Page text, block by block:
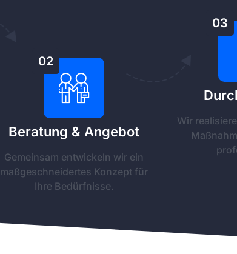
02
Beratung & Angebot
Gemeinsam entwickeln wir ein
maßgeschneidertes Konzept für
Ihre Bedürfnisse.
03
Wir